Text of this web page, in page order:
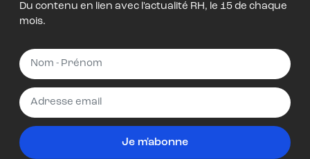
Du contenu en lien avec l'actualité RH, le 15 de chaque
mois.
Je m'abonne